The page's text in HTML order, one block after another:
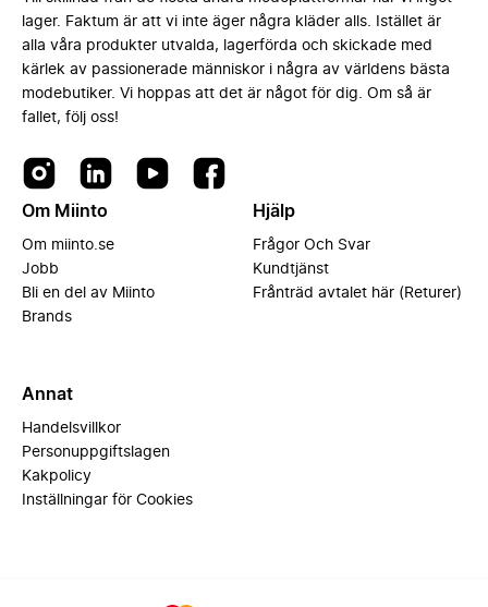
lager. Faktum är att vi inte äger några kläder alls. Istället är
alla våra produkter utvalda, lagerförda och skickade med
kärlek av passionerade människor i några av världens bästa
modebutiker. Vi hoppas att det är något för dig. Om så är
fallet, följ oss!
Om Miinto
Om miinto.se
Jobb
Bli en del av Miinto
Brands
Hjälp
Frågor Och Svar
Kundtjänst
Frånträd avtalet här (Returer)
Annat
Handelsvillkor
Personuppgiftslagen
Kakpolicy
Inställningar för Cookies